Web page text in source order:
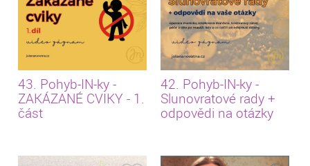
43. Pohyb-IN-ky -
ZAKÁZANÉ CVIKY - 1.
část
42. Pohyb-IN-ky -
Slunovratové rady +
odpovědi na otázky